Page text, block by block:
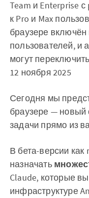
Team и Enterprise
к Pro и Max
браузере
пользователей, и
могут
12 ноября 2025
Сегодня мы
браузере — новый
задачи прямо из
В бета-версии
назначать
Claude, которые
инфраструктуре